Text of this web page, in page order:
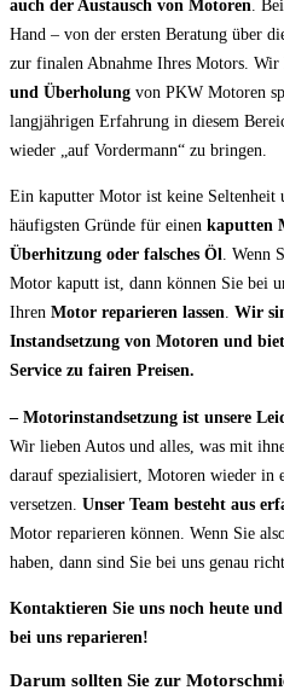
auch der Austausch von Motoren .
Hand – von der ersten Beratung über
zur finalen Abnahme Ihres Motors. Wir
und Überholung von PKW Motoren
langjährigen Erfahrung in diesem
wieder „auf Vordermann“ zu bringen.
Ein kaputter Motor ist keine Seltenheit
häufigsten Gründe für einen kaputten
Überhitzung oder falsches Öl. Wenn
Motor kaputt ist, dann können Sie bei
Ihren Motor reparieren lassen. Wir
Instandsetzung von Motoren und
Service zu fairen Preisen.
– Motorinstandsetzung ist unsere
Wir lieben Autos und alles, was mit
darauf spezialisiert, Motoren wieder in
versetzen. Unser Team besteht aus
Motor reparieren können. Wenn Sie
haben, dann sind Sie bei uns genau
Kontaktieren Sie uns noch heute
bei uns reparieren!
Darum sollten Sie zur